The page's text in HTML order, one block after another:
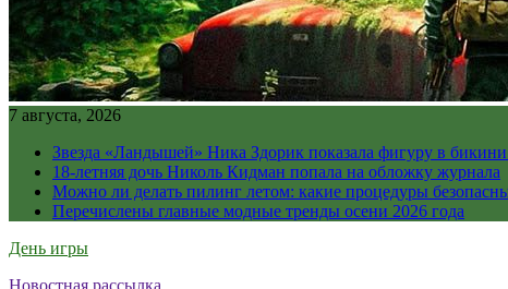
7 августа, 2026
Звезда «Ландышей» Ника Здорик показала фигуру в
18-летняя дочь Николь Кидман попала на обложку журнала
Можно ли делать пилинг летом: какие процедуры
Перечислены главные модные тренды осени 2026 года
День игры
Новостная рассылка